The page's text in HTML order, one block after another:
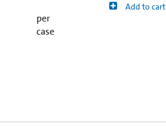
per
case
Add to cart